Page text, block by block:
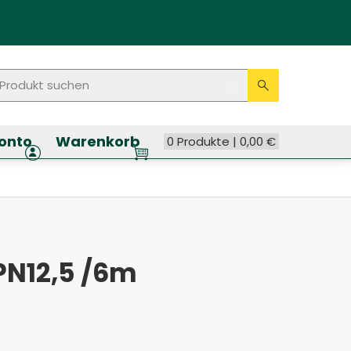
Suche
suchen
Eingabe
Suche
Warenkorb 0 Produkte |0,00€
/6m